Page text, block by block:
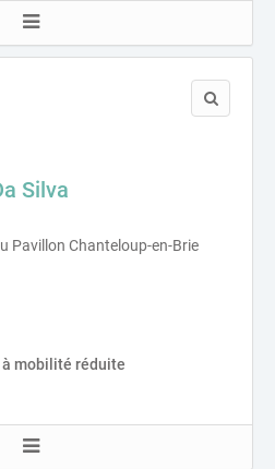
Silva
Pavillon Chanteloup-en-Brie
à mobilité réduite